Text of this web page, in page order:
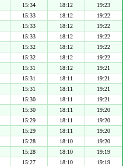
15:34 18:12
19:23
15:33 18:12
19:22
15:33 18:12
19:22
15:33 18:12
19:22
15:32 18:12
19:22
15:32 18:12
19:22
15:31 18:12
19:21
15:31 18:11
19:21
15:31 18:11
19:21
15:30 18:11
19:21
15:30 18:11
19:20
15:29 18:11
19:20
15:29 18:11
19:20
15:28 18:10
19:20
15:28 18:10
19:19
15:27 18:10
19:19